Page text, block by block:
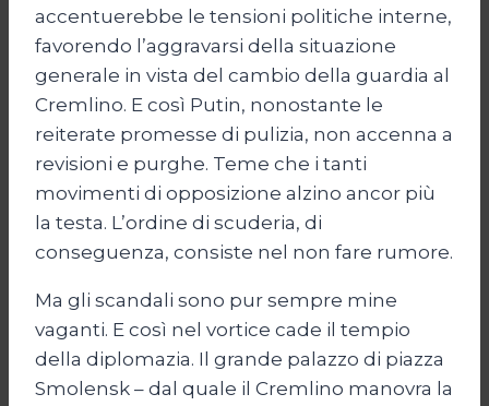
accentuerebbe le tensioni politiche interne,
favorendo l’aggravarsi della situazione
generale in vista del cambio della guardia al
Cremlino. E così Putin, nonostante le
reiterate promesse di pulizia, non accenna a
revisioni e purghe. Teme che i tanti
movimenti di opposizione alzino ancor più
la testa. L’ordine di scuderia, di
conseguenza, consiste nel non fare rumore.
Ma gli scandali sono pur sempre mine
vaganti. E così nel vortice cade il tempio
della diplomazia. Il grande palazzo di piazza
Smolensk – dal quale il Cremlino manovra la